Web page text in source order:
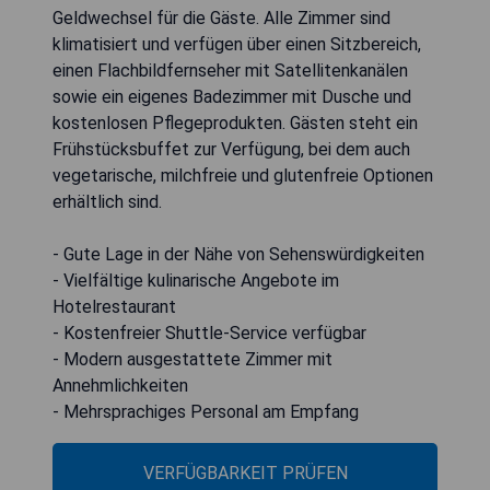
Geldwechsel für die Gäste. Alle Zimmer sind
klimatisiert und verfügen über einen Sitzbereich,
einen Flachbildfernseher mit Satellitenkanälen
sowie ein eigenes Badezimmer mit Dusche und
kostenlosen Pflegeprodukten. Gästen steht ein
Frühstücksbuffet zur Verfügung, bei dem auch
vegetarische, milchfreie und glutenfreie Optionen
erhältlich sind.
- Gute Lage in der Nähe von Sehenswürdigkeiten
- Vielfältige kulinarische Angebote im
Hotelrestaurant
- Kostenfreier Shuttle-Service verfügbar
- Modern ausgestattete Zimmer mit
Annehmlichkeiten
- Mehrsprachiges Personal am Empfang
VERFÜGBARKEIT PRÜFEN